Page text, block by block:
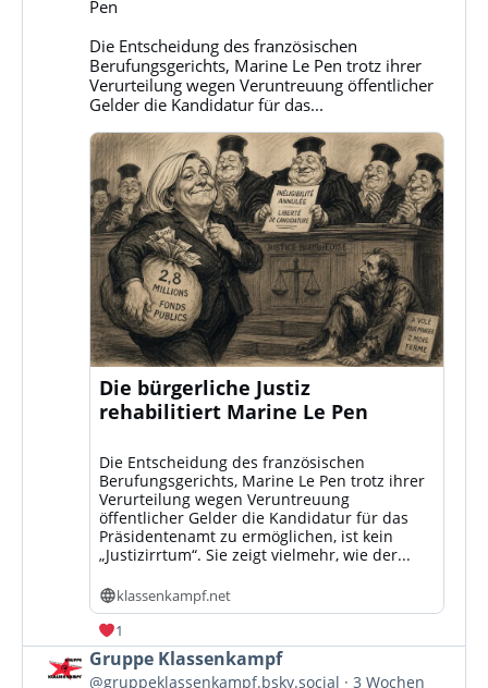
Bluesky
ansehen
Pen
Die Entscheidung des französischen
Berufungsgerichts, Marine Le Pen trotz ihrer
Verurteilung wegen Veruntreuung öffentlicher
Gelder die Kandidatur für das...
Die bürgerliche Justiz
rehabilitiert Marine Le Pen
Die Entscheidung des französischen
Berufungsgerichts, Marine Le Pen trotz ihrer
Verurteilung wegen Veruntreuung
öffentlicher Gelder die Kandidatur für das
Präsidentenamt zu ermöglichen, ist kein
„Justizirrtum“. Sie zeigt vielmehr, wie der...
klassenkampf.net
1
Beitrag
von
Gruppe Klassenkampf
@gruppeklassenkampf.bsky.social 3 Wochen